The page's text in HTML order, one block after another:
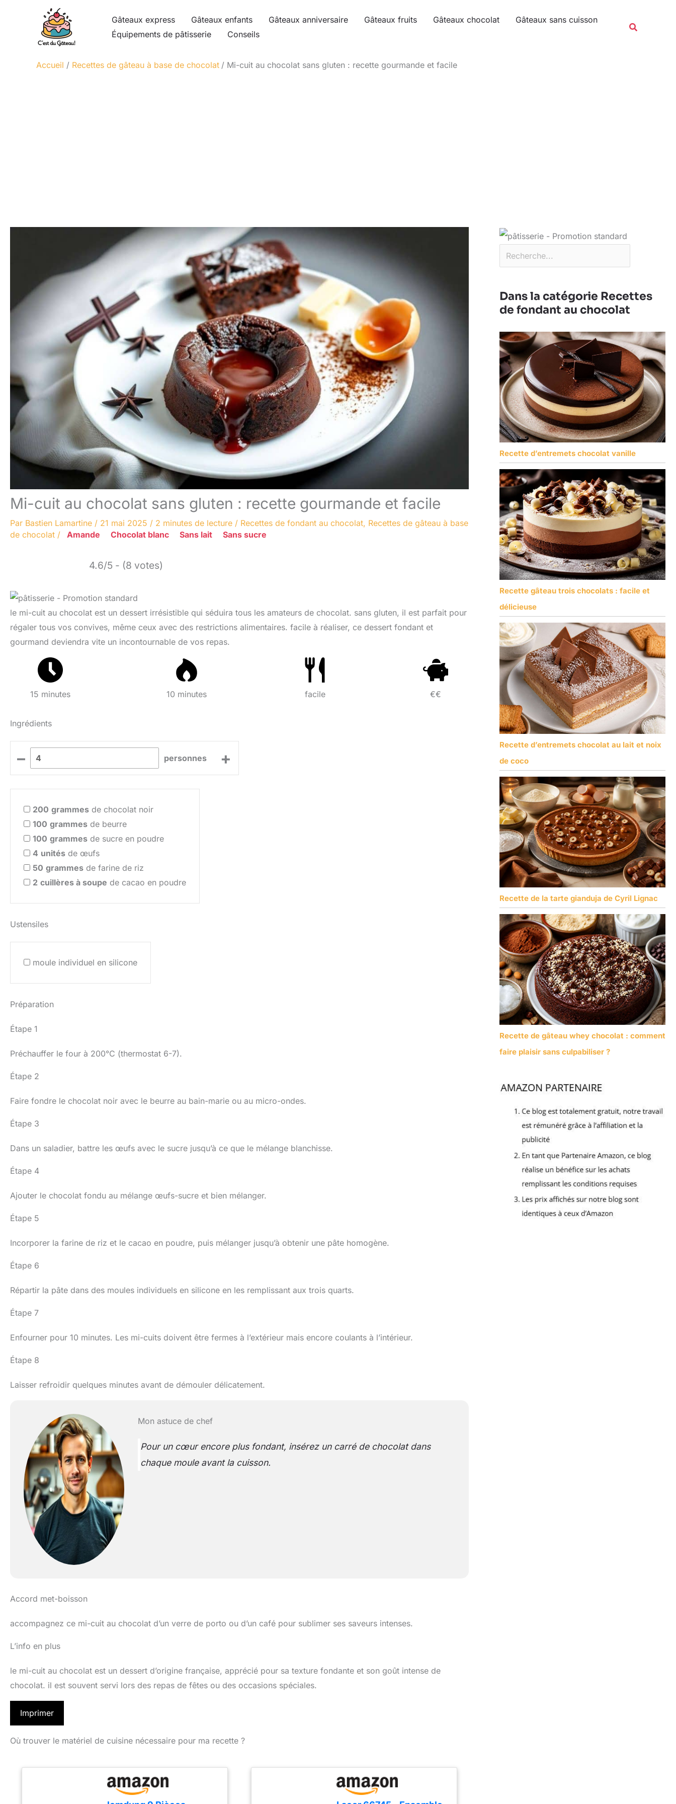
Gâteaux express Gâteaux enfants Gâteaux anniversaire Gâteaux fruits Gâteaux chocolat
Gâteaux sans cuisson
Équipements de pâtisserie
Conseils
Accueil Recettes de gâteau à base de chocolat Mi-cuit au chocolat sans gluten : recette gourmande et facile
Mi-cuit au chocolat sans gluten : recette gourmande et facile
Par Bastien Lamartine / 21 mai 2025 / 2 minutes de lecture / Recettes de fondant au chocolat, Recettes de gâteau à base
de chocolat / Amande Chocolat blanc Sans lait Sans sucre
4.6/5 - (8 votes)
le mi-cuit au chocolat est un dessert irrésistible qui séduira tous les amateurs de chocolat. sans gluten, il est parfait pour
régaler tous vos convives, même ceux avec des restrictions alimentaires. facile à réaliser, ce dessert fondant et
gourmand deviendra vite un incontournable de vos repas.
15 minutes 10 minutes facile €€
Ingrédients
– personnes +
200 grammes de chocolat noir
100 grammes de beurre
100 grammes de sucre en poudre
4 unités de œufs
50 grammes de farine de riz
2 cuillères à soupe de cacao en poudre
Ustensiles
moule individuel en silicone
Préparation
Étape 1
Préchauffer le four à 200°C (thermostat 6-7).
Étape 2
Faire fondre le chocolat noir avec le beurre au bain-marie ou au micro-ondes.
Étape 3
Dans un saladier, battre les œufs avec le sucre jusqu’à ce que le mélange blanchisse.
Étape 4
Ajouter le chocolat fondu au mélange œufs-sucre et bien mélanger.
Étape 5
Incorporer la farine de riz et le cacao en poudre, puis mélanger jusqu’à obtenir une pâte homogène.
Étape 6
Répartir la pâte dans des moules individuels en silicone en les remplissant aux trois quarts.
Étape 7
Enfourner pour 10 minutes. Les mi-cuits doivent être fermes à l’extérieur mais encore coulants à l’intérieur.
Étape 8
Laisser refroidir quelques minutes avant de démouler délicatement.
Mon astuce de chef
Pour un cœur encore plus fondant, insérez un carré de chocolat dans
chaque moule avant la cuisson.
Accord met-boisson
accompagnez ce mi-cuit au chocolat d’un verre de porto ou d’un café pour sublimer ses saveurs intenses.
L’info en plus
le mi-cuit au chocolat est un dessert d’origine française, apprécié pour sa texture fondante et son goût intense de
chocolat. il est souvent servi lors des repas de fêtes ou des occasions spéciales.
Imprimer
Où trouver le matériel de cuisine nécessaire pour ma recette ?
Dans la catégorie Recettes
de fondant au chocolat
Recette d’entremets chocolat vanille
Recette gâteau trois chocolats : facile et
délicieuse
Recette d’entremets chocolat au lait et noix
de coco
Recette de la tarte gianduja de Cyril Lignac
Recette de gâteau whey chocolat : comment
faire plaisir sans culpabiliser ?